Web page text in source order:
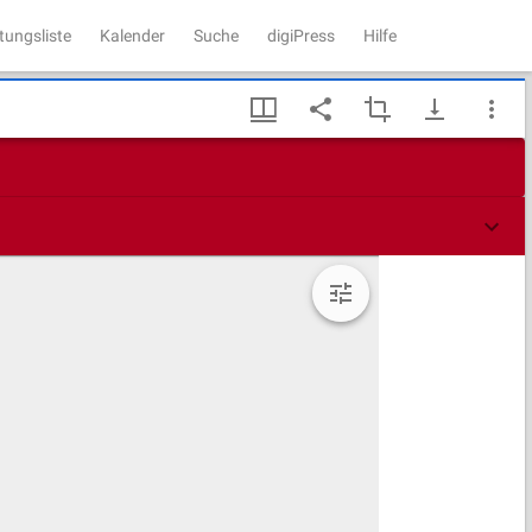
Kalender Suche digiPress Hilfe